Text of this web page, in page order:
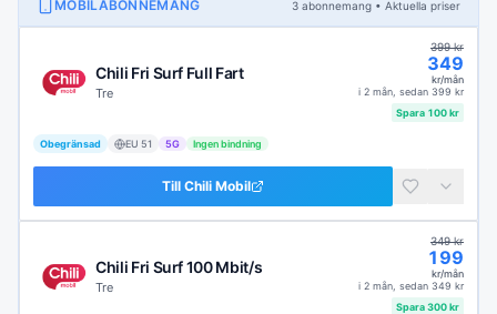
MOBILABONNEMANG 3 abonnemang • Aktuella priser
Chili Fri Surf Full Fart
Tre
399kr
349
kr/mån
i 2 mån , sedan 399 kr
Spara 100kr
Obegränsad EU 51 5G Ingen bindning
Till Chili Mobil
Chili Fri Surf 100 Mbit/s
Tre
349kr
199
kr/mån
i 2 mån , sedan 349 kr
Spara300kr